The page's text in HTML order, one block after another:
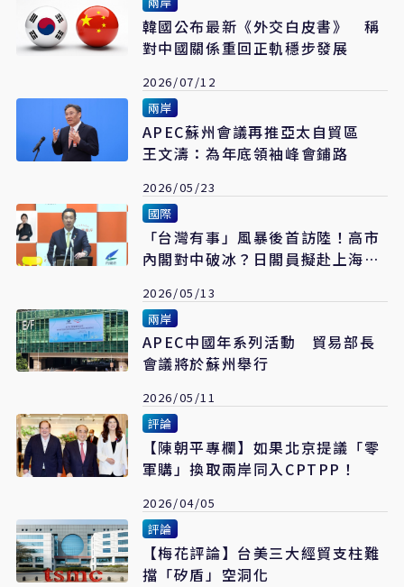
韓國公布最新《外交白皮書》 稱
對中國關係重回正軌穩步發展
2026/07/12
兩岸
APEC蘇州會議再推亞太自貿區
王文濤：為年底領袖峰會鋪路
2026/05/23
國際
「台灣有事」風暴後首訪陸！高市
內閣對中破冰？日閣員擬赴上海出
2026/05/13
兩岸
APEC中國年系列活動 貿易部長
會議將於蘇州舉行
2026/05/11
評論
【陳朝平專欄】如果北京提議「零
軍購」換取兩岸同入CPTPP！
2026/04/05
評論
【梅花評論】台美三大經貿支柱難
擋「矽盾」空洞化